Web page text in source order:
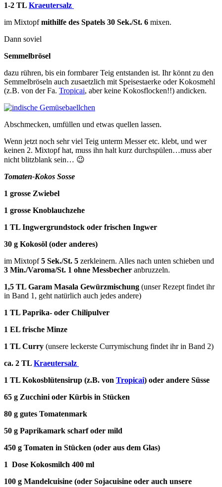
1-2 TL Kraeutersalz
im Mixtopfmithilfe des Spatels 30 Sek./St. 6 mixen.
Dann soviel
Semmelbrösel
dazu rühren, bis ein formbarer Teig entstanden ist. Ihr könnt zu den
Semmelbröseln auch zusaetzlich mit Speisestaerke oder Kokosmehl
(z.B. von der Fa. Tropicai, aber keine Kokosflocken!!) andicken.
Abschmecken, umfüllen und etwas quellen lassen.
Wenn jetzt noch sehr viel Teig unterm Messer etc. klebt, und wer
keinen 2. Mixtopf hat, muss ihn halt kurz durchspülen…muss aber
nicht blitzblank sein… 😉
Tomaten-Kokos Sosse
1 grosse Zwiebel
1 grosse Knoblauchzehe
1 TL Ingwergrundstock oder frischen Ingwer
30 g Kokosöl (oder anderes)
im Mixtopf5 Sek./St. 5 zerkleinern. Alles nach unten schieben und
3 Min./Varoma/St. 1 ohne Messbecher anbruzzeln.
1,5 TL Garam Masala Gewürzmischung (unser Rezept findet ihr
in Band 1, geht natürlich auch jedes andere)
1 TL Paprika- oder Chilipulver
1 EL frische Minze
1 TL Curry (unsere leckerste Currymischung findet ihr in Band 2)
ca. 2 TL Kraeutersalz
1 TL Kokosblütensirup (z.B. von Tropicai) oder andere Süsse
65 g Zucchini oder Kürbis in Stücken
80 g gutes Tomatenmark
50 g Paprikamark scharf oder mild
450 g Tomaten in Stücken (oder aus dem Glas)
1 Dose Kokosmilch 400 ml
100 g Mandelcuisine (oder Sojacuisine oder auch unsere